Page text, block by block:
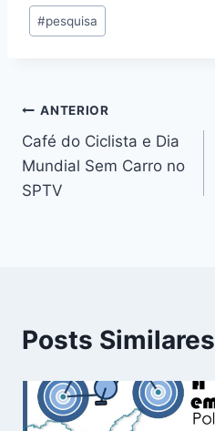
Tags
do
#pesquisa
Navegação
de
Post
ANTERIOR
Café do Ciclista e Dia
Mundial Sem Carro no
SPTV
Posts Similares